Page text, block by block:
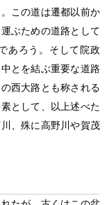
この道は遷都以前か
ぶための道路として
あろう。そして院政
とを結ぶ重要な道路
西大路とも称される
として、以上述べた
、殊に高野川や賀茂